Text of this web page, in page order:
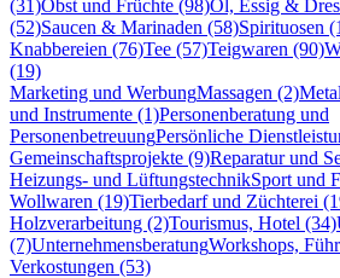
(31)Obst und Früchte (98)Öl, Essig &
(52)Saucen & Marinaden (58)Spirituosen
Knabbereien (76)Tee (57)Teigwaren (90)
(19)
Marketing und WerbungMassagen (2)
und Instrumente (1)Personenberatung und
PersonenbetreuungPersönliche
Gemeinschaftsprojekte (9)Reparatur und
Heizungs- und LüftungstechnikSport und
Wollwaren (19)Tierbedarf und Züchterei
Holzverarbeitung (2)Tourismus, Hotel (34)
(7)UnternehmensberatungWorkshops,
Verkostungen (53)